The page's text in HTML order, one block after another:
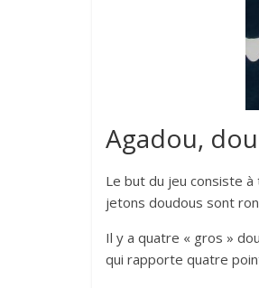
Agadou,
Le but du jeu consiste
jetons doudous sont
Il y a quatre « gros »
qui rapporte quatre